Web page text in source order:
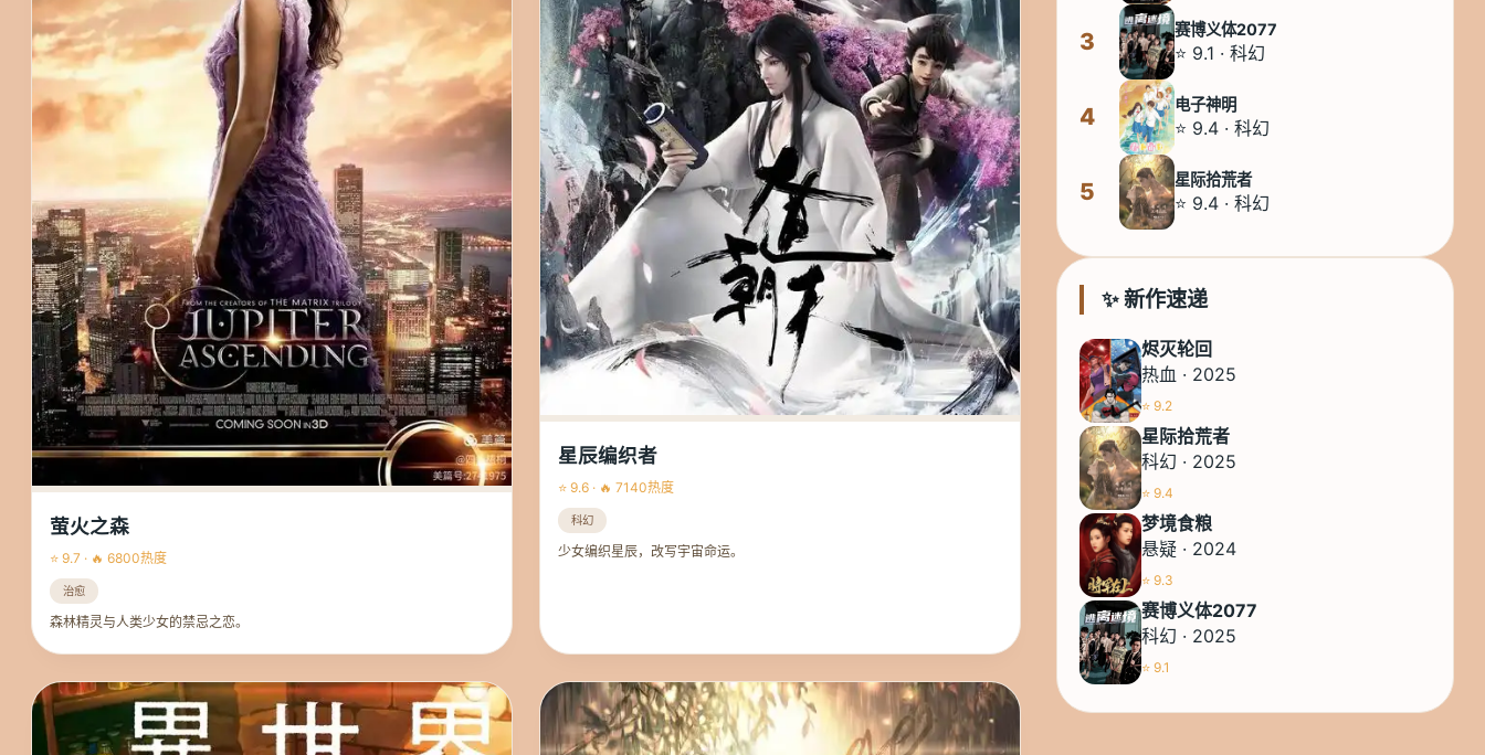
萤火之森
⭐ 9.7 · 🔥 6800热度
治愈
森林精灵与人类少女的禁忌之恋。
星辰编织者
⭐ 9.6 · 🔥 7140热度
科幻
少女编织星辰，改写宇宙命运。
3 赛博义体2077
⭐ 9.1 · 科幻
4 电子神明
⭐ 9.4 · 科幻
5 星际拾荒者
⭐ 9.4 · 科幻
✨ 新作速递
烬灭轮回
热血 · 2025
⭐ 9.2
星际拾荒者
科幻 · 2025
⭐ 9.4
梦境食粮
悬疑 · 2024
⭐ 9.3
赛博义体2077
科幻 · 2025
⭐ 9.1